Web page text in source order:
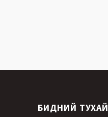
БИДНИЙ ТУХАЙ